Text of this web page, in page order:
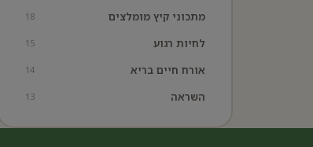
מתכוני קיץ מומלצים 18
לחיות רגוע 15
אורח חיים בריא 14
השראה 13